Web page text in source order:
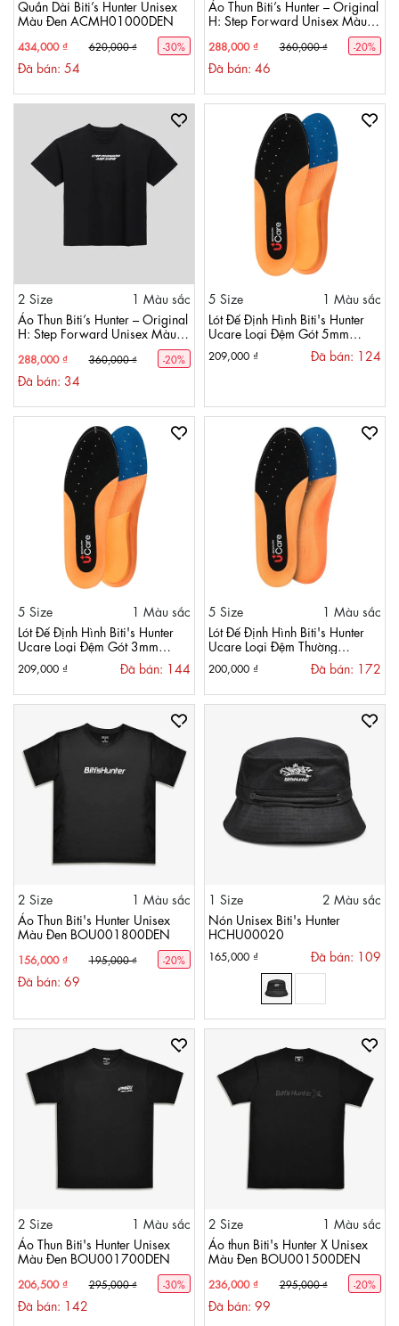
Quần Dài Biti’s Hunter Unisex
Màu Đen ACMH01000DEN
434,000 ₫ 620,000 ₫ -30%
Đã bán: 54
Áo Thun Biti’s Hunter – Original
H: Step Forward Unisex Màu
Trắng ACMH00100TRG
288,000 ₫ 360,000 ₫ -20%
Đã bán: 46
2 Size
1 Màu sắc
Áo Thun Biti’s Hunter – Original
H: Step Forward Unisex Màu
Đen ACMH00100DEN
288,000 ₫ 360,000 ₫ -20%
Đã bán: 34
5 Size
1 Màu sắc
Lót Đế Định Hình Biti's Hunter
Ucare Loại Đệm Gót 5mm
209,000 ₫ Đã bán: 124
5 Size
1 Màu sắc
Lót Đế Định Hình Biti's Hunter
Ucare Loại Đệm Gót 3mm
209,000 ₫ Đã bán: 144
5 Size
1 Màu sắc
Lót Đế Định Hình Biti's Hunter
Ucare Loại Đệm Thường
200,000 ₫ Đã bán: 172
2 Size
1 Màu sắc
Áo Thun Biti's Hunter Unisex
Màu Đen BOU001800DEN
156,000 ₫ 195,000 ₫ -20%
Đã bán: 69
1 Size
2 Màu sắc
Nón Unisex Biti's Hunter
HCHU00020
165,000 ₫ Đã bán: 109
2 Size
1 Màu sắc
Áo Thun Biti's Hunter Unisex
Màu Đen BOU001700DEN
206,500 ₫ 295,000 ₫ -30%
Đã bán: 142
2 Size
1 Màu sắc
Áo thun Biti's Hunter X Unisex
Màu Đen BOU001500DEN
236,000 ₫ 295,000 ₫ -20%
Đã bán: 99